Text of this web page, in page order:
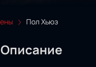
Пол Хьюз
Описание